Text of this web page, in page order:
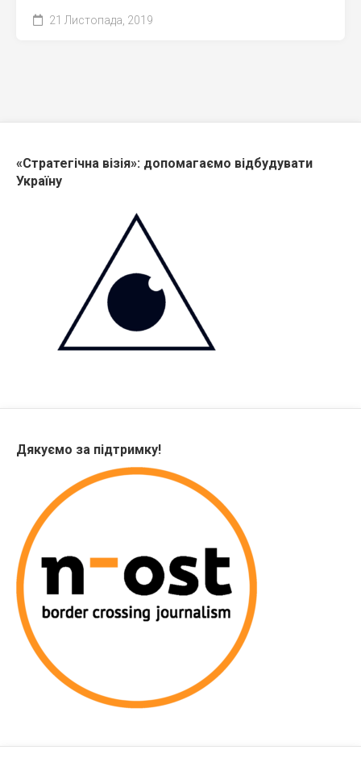
21 Листопада, 2019
«Стратегічна візія»: допомагаємо відбудувати
Україну
Дякуємо за підтримку!